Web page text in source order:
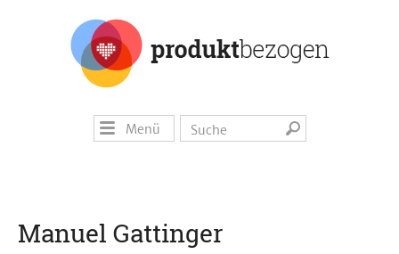
Menü
Manuel Gattinger